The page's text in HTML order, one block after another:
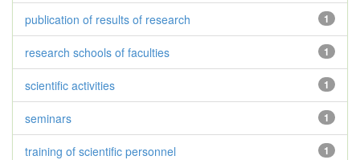
1
publication of results of research
1
research schools of faculties
1
scientific activities
1
seminars
1
training of scientific personnel